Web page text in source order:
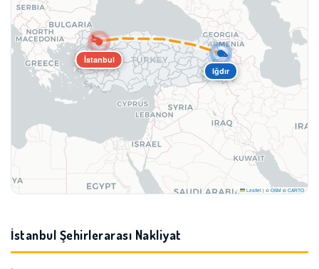
İstanbul
Iğdır
Leaflet | © OSM © CARTO
İstanbul Şehirlerarası Nakliyat